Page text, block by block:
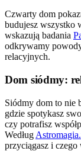
Czwarty dom
budujesz wszystko
wskazują badania
odkrywamy
relacyjnych.
Dom siódmy:
Siódmy dom to nie
gdzie spotykasz
czy potrafisz
Według
przyciągasz i